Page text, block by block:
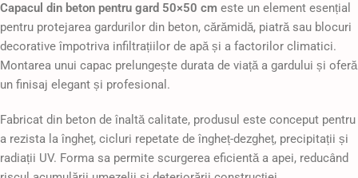
Capacul din beton pentru gard 50×50 cm este un element esențial
pentru protejarea gardurilor din beton, cărămidă, piatră sau blocuri
decorative împotriva infiltrațiilor de apă și a factorilor climatici.
Montarea unui capac prelungește durata de viață a gardului și oferă
un finisaj elegant și profesional.
Fabricat din beton de înaltă calitate, produsul este conceput pentru
a rezista la îngheț, cicluri repetate de îngheț-dezgheț, precipitații și
radiații UV. Forma sa permite scurgerea eficientă a apei, reducând